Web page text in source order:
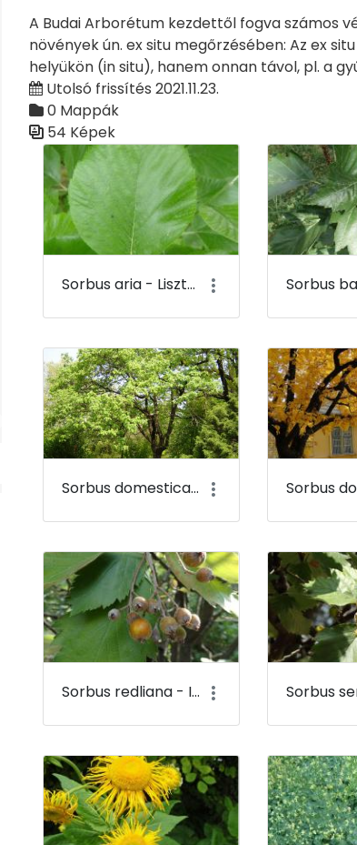
A Budai Arborétum kezdettől fogva számos
növények ún. ex situ megőrzésében: Az ex
helyükön (in situ), hanem onnan távol, pl. a
Utolsó frissítés 2021.11.23.
0 Mappák
54 Képek
Médiatár
Sorbus aria - Lisztes berkenye - Budai Arborétum
Sorbus domestica - Házi berkenye - Budai Arborétum
Sorbus redliana - Inotai berkenye, Rédl-berkenye - Budai Arborétum